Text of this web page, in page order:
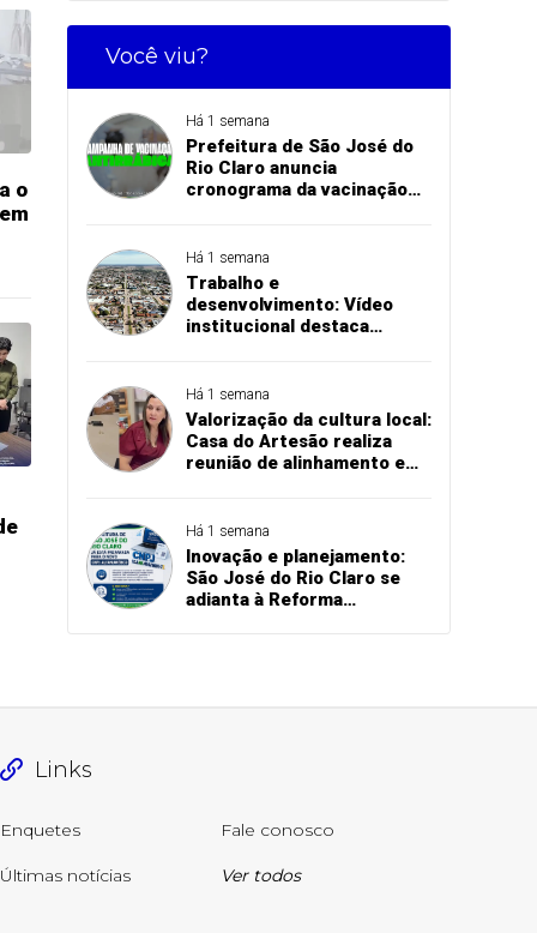
o
Você viu?
Há 1 semana
Prefeitura de São José do
Rio Claro anuncia
cronograma da vacinação
Há 1 semana
Trabalho e
desenvolvimento: Vídeo
institucional destaca
do Rio Claro
Há 1 semana
Valorização da cultura local:
Casa do Artesão realiza
reunião de alinhamento e
Rio Claro
Há 1 semana
Inovação e planejamento:
São José do Rio Claro se
adianta à Reforma
Links
Enquetes Fale conosco
Últimas notícias Ver todos